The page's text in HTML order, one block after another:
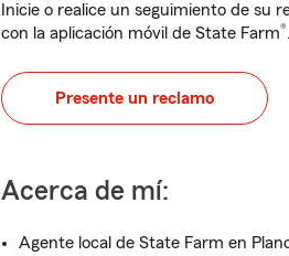
Inicie o realice un seguimiento de su
con la aplicación móvil de State Farm®.
Presente un reclamo
Acerca de mí:
Agente local de State Farm en